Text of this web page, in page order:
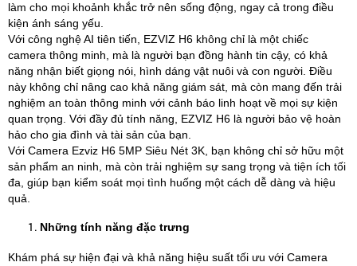
làm cho mọi khoảnh khắc trở nên sống động, ngay cả trong điều
kiện ánh sáng yếu.
Với công nghệ AI tiên tiến, EZVIZ H6 không chỉ là một chiếc
camera thông minh, mà là người bạn đồng hành tin cậy, có khả
năng nhận biết giọng nói, hình dáng vật nuôi và con người. Điều
này không chỉ nâng cao khả năng giám sát, mà còn mang đến trải
nghiệm an toàn thông minh với cảnh báo linh hoạt về mọi sự kiện
quan trọng. Với đầy đủ tính năng, EZVIZ H6 là người bảo vệ hoàn
hảo cho gia đình và tài sản của bạn.
Với Camera Ezviz H6 5MP Siêu Nét 3K, bạn không chỉ sở hữu một
sản phẩm an ninh, mà còn trải nghiệm sự sang trọng và tiện ích tối
đa, giúp bạn kiểm soát mọi tình huống một cách dễ dàng và hiệu
quả.
Những tính năng đặc trưng
Khám phá sự hiện đại và khả năng hiệu suất tối ưu với Camera